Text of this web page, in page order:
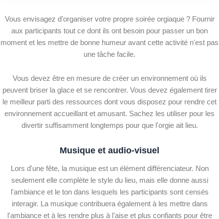
Vous envisagez d'organiser votre propre soirée orgiaque ? Fournir
aux participants tout ce dont ils ont besoin pour passer un bon
moment et les mettre de bonne humeur avant cette activité n'est pas
une tâche facile.
Vous devez être en mesure de créer un environnement où ils
peuvent briser la glace et se rencontrer. Vous devez également tirer
le meilleur parti des ressources dont vous disposez pour rendre cet
environnement accueillant et amusant. Sachez les utiliser pour les
divertir suffisamment longtemps pour que l'orgie ait lieu.
Musique et audio-visuel
Lors d'une fête, la musique est un élément différenciateur. Non
seulement elle complète le style du lieu, mais elle donne aussi
l'ambiance et le ton dans lesquels les participants sont censés
interagir. La musique contribuera également à les mettre dans
l'ambiance et à les rendre plus à l'aise et plus confiants pour être